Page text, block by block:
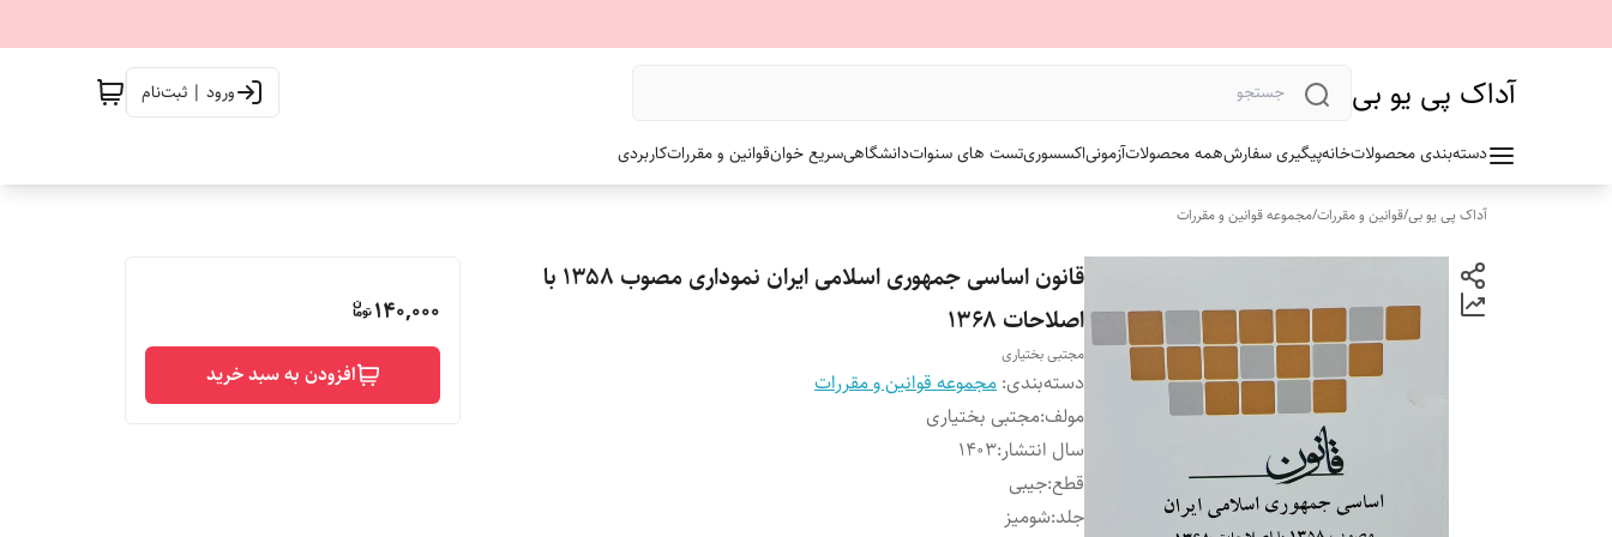
آداک پی یو بی ورود | ثبت‌نام
دسته‌بندی محصولاتخانهپیگیری سفارشهمه محصولاتآزمونیاکسسوریتست های سنواتدانشگاهیسریع خوانقوانین و مقرراتکاربردی
آداک پی یو بی/قوانین و مقررات/مجموعه قوانین و مقررات
قانون اساسی جمهوری اسلامی ایران نموداری مصوب ۱۳۵۸ با
اصلاحات ۱۳۶۸
مجتبی بختیاری
دسته‌بندی: مجموعه قوانین و مقررات
مولف:مجتبی بختیاری
سال انتشار:۱۴۰۳
قطع:جیبی
جلد:شومیز
140,000
افزودن به سبد خرید